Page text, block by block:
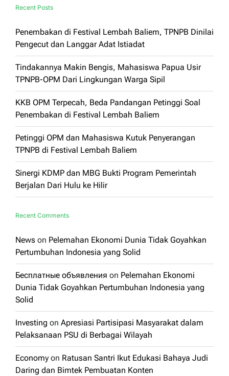
Recent Posts
Penembakan di Festival Lembah Baliem, TPNPB Dinilai
Pengecut dan Langgar Adat Istiadat
Tindakannya Makin Bengis, Mahasiswa Papua Usir
TPNPB-OPM Dari Lingkungan Warga Sipil
KKB OPM Terpecah, Beda Pandangan Petinggi Soal
Penembakan di Festival Lembah Baliem
Petinggi OPM dan Mahasiswa Kutuk Penyerangan
TPNPB di Festival Lembah Baliem
Sinergi KDMP dan MBG Bukti Program Pemerintah
Berjalan Dari Hulu ke Hilir
Recent Comments
News on Pelemahan Ekonomi Dunia Tidak Goyahkan
Pertumbuhan Indonesia yang Solid
Бесплатные объявления on Pelemahan Ekonomi
Dunia Tidak Goyahkan Pertumbuhan Indonesia yang
Solid
Investing on Apresiasi Partisipasi Masyarakat dalam
Pelaksanaan PSU di Berbagai Wilayah
Economy on Ratusan Santri Ikut Edukasi Bahaya Judi
Daring dan Bimtek Pembuatan Konten